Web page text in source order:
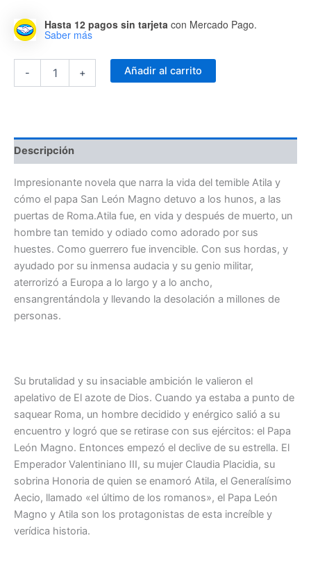
Hasta 12 pagos sin tarjeta con Mercado Pago.
Saber más
- + Añadir al carrito
Descripción
Impresionante novela que narra la vida del temible Atila y
cómo el papa San León Magno detuvo a los hunos, a las
puertas de Roma.Atila fue, en vida y después de muerto, un
hombre tan temido y odiado como adorado por sus
huestes. Como guerrero fue invencible. Con sus hordas, y
ayudado por su inmensa audacia y su genio militar,
aterrorizó a Europa a lo largo y a lo ancho,
ensangrentándola y llevando la desolación a millones de
personas.
Su brutalidad y su insaciable ambición le valieron el
apelativo de El azote de Dios. Cuando ya estaba a punto de
saquear Roma, un hombre decidido y enérgico salió a su
encuentro y logró que se retirase con sus ejércitos: el Papa
León Magno. Entonces empezó el declive de su estrella. El
Emperador Valentiniano III, su mujer Claudia Placidia, su
sobrina Honoria de quien se enamoró Atila, el Generalísimo
Aecio, llamado «el último de los romanos», el Papa León
Magno y Atila son los protagonistas de esta increíble y
verídica historia.